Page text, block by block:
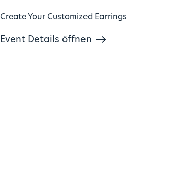
Create Your Customized Earrings
Event Details öffnen